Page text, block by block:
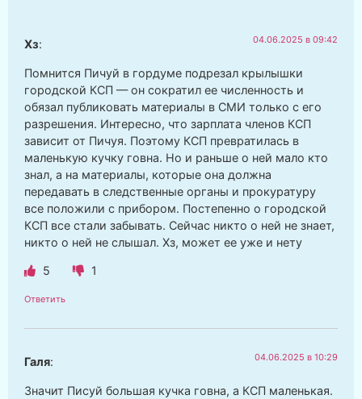
Хз: 04.06.2025 в 09:42
Помнится Пичуй в гордуме подрезал крылышки
городской КСП — он сократил ее численность и
обязал публиковать материалы в СМИ только с его
разрешения. Интересно, что зарплата членов КСП
зависит от Пичуя. Поэтому КСП превратилась в
маленькую кучку говна. Но и раньше о ней мало кто
знал, а на материалы, которые она должна
передавать в следственные органы и прокуратуру
все положили с прибором. Постепенно о городской
КСП все стали забывать. Сейчас никто о ней не знает,
никто о ней не слышал. Хз, может ее уже и нету
5 1
Ответить
Галя: 04.06.2025 в 10:29
Значит Писуй большая кучка говна, а КСП маленькая.